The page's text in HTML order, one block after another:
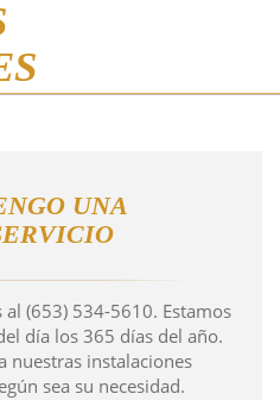
UNA
(653) 534-5610. Estamos
día los 365 días del año.
nuestras instalaciones
sea su necesidad.